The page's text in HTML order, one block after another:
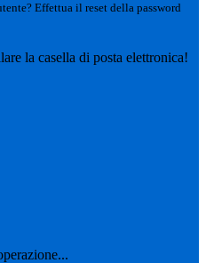
Effettua il reset della password
la casella di posta elettronica!